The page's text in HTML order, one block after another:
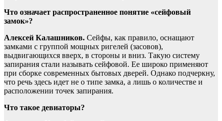
Что означает распространенное понятие «сейфовый
замок»?
Алексей Калашников. Сейфы, как правило, оснащают
замками с группой мощных ригелей (засовов),
выдвигающихся вверх, в стороны и вниз. Такую систему
запирания стали называть сейфовой. Ее широко применяют
при сборке современных бытовых дверей. Однако подчеркну,
что речь здесь идет не о типе замка, а лишь о количестве и
расположении точек запирания.
Что такое девиаторы?